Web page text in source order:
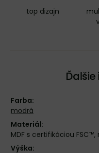
top dizajn
Farba:
modrá
Materiál:
MDF s certifikáciou
Výška: